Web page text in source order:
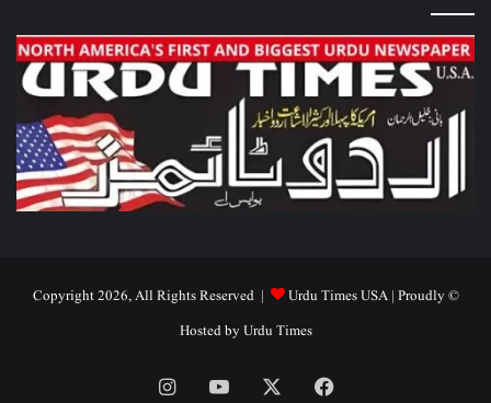
© Copyright 2026, All Rights Reserved |
Urdu Times USA| Proudly
Hosted byUrdu Times
Facebook
YouTube